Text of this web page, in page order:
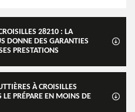
28210 : LA
DONNE DES GARANTIES
PRESTATIONS
À CROISILLES
PRÉPARE EN MOINS DE